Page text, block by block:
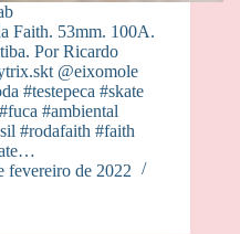
Faith. 53mm. 100A.
Por Ricardo
@eixomole
#testepeca #skate
#ambiental
#rodafaith #faith
fevereiro de 2022